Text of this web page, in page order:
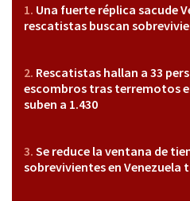
Una fuerte réplica sacude
rescatistas buscan
Rescatistas hallan a 33
escombros tras terremotos
suben a 1.430
Se reduce la ventana de
sobrevivientes en Venezuela